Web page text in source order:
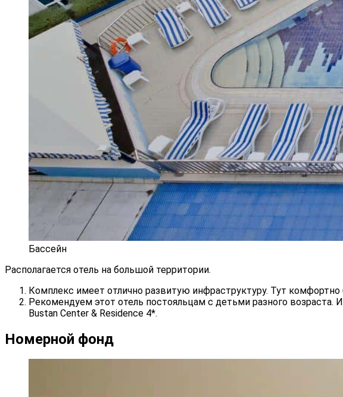
Бассейн
Располагается отель на большой территории.
Комплекс имеет отлично развитую инфраструктуру. Тут
Рекомендуем этот отель постояльцам с детьми разного
Bustan Center & Residence 4*.
Номерной фонд